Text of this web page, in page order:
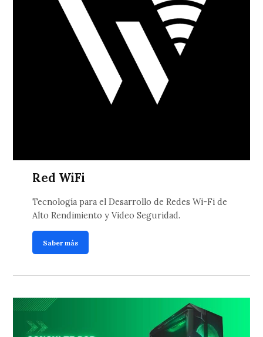
Red WiFi
Tecnología para el Desarrollo de Redes Wi-Fi de
Alto Rendimiento y Video Seguridad.
Saber más